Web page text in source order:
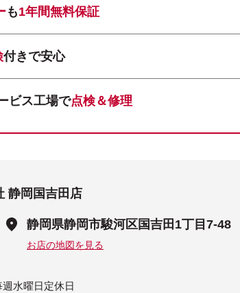
も1年間無料保証
付きで安心
ビス工場で点検＆修理
静岡国吉田店
静岡県静岡市駿河区国吉田1丁目7-48
お店の地図を見る
水曜日定休日